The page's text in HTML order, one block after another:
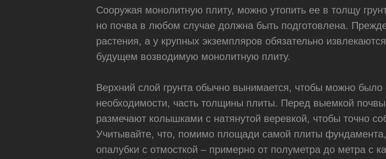
Сооружая монолитную плиту, можно утопить ее в толщу
но почва в любом случае должна быть подготовлена.
растения, а у крупных экземпляров обязательно
будущем возводимую монолитную плиту.
Верхний слой грунта обычно вынимается, чтобы можно
необходимости, часть толщины плиты. Перед выемкой
размечают колышками с натянутой веревкой, чтобы точно
Учитывайте, что, помимо площади самой плиты
опалубки с отмосткой – примерно от полуметра до метра с